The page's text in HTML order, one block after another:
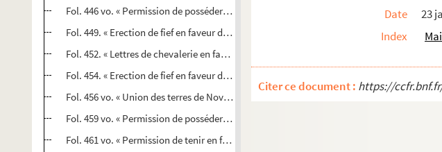
Fol. 446 vo. « Permission de posséder en fief et don de retrait féodal en faveur du sieur
Fol. 449. « Erection de fief en faveur de M. Cl. Fr. Ign. Bouhelier »
Fol. 452. « Lettres de chevalerie en faveur du sieur Cl. Fr. de Lavier »
Fol. 454. « Erection de fief en faveur du sieur de Boitouzet d'Ormenans »
Fol. 456 vo. « Union des terres de Novillard, Amagney et autres et érection en marquisat
Fol. 459 vo. « Permission de posséder fief en faveur de Jean-Pierre Hugue »
Fol. 461 vo. « Permission de tenir en fief en faveur du sieur Antoine Poncelin »
Date
23
Index
Citer ce document : https://